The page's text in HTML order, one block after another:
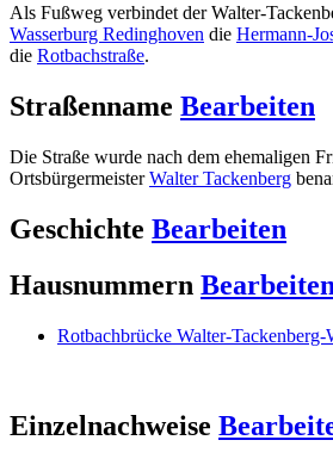
Als Fußweg verbindet der Walter-
Wasserburg Redinghoven die Hermann-
die Rotbachstraße.
Straßenname Bearbeiten
Die Straße wurde nach dem ehemaligen
OrtsbürgermeisterWalter Tackenberg
Geschichte Bearbeiten
Hausnummern Bearbeiten
Rotbachbrücke Walter-Tackenberg-
Einzelnachweise